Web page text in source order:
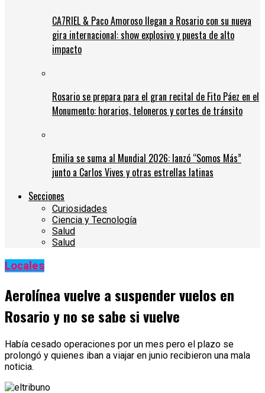
CA7RIEL & Paco Amoroso llegan a Rosario con su nueva
gira internacional: show explosivo y puesta de alto
impacto
Rosario se prepara para el gran recital de Fito Páez en el
Monumento: horarios, teloneros y cortes de tránsito
Emilia se suma al Mundial 2026: lanzó “Somos Más”
junto a Carlos Vives y otras estrellas latinas
Secciones
Curiosidades
Ciencia y Tecnología
Salud
Salud
Locales
Aerolínea vuelve a suspender vuelos en
Rosario y no se sabe si vuelve
Había cesado operaciones por un mes pero el plazo se
prolongó y quienes iban a viajar en junio recibieron una mala
noticia.